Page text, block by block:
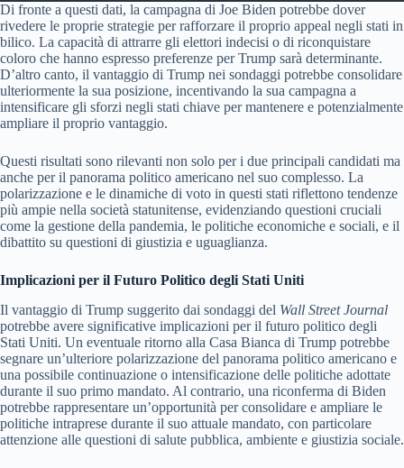
Di fronte a questi dati, la campagna di Joe Biden potrebbe dover
rivedere le proprie strategie per rafforzare il proprio appeal negli stati in
bilico. La capacità di attrarre gli elettori indecisi o di riconquistare
coloro che hanno espresso preferenze per Trump sarà determinante.
D’altro canto, il vantaggio di Trump nei sondaggi potrebbe consolidare
ulteriormente la sua posizione, incentivando la sua campagna a
intensificare gli sforzi negli stati chiave per mantenere e potenzialmente
ampliare il proprio vantaggio.
Questi risultati sono rilevanti non solo per i due principali candidati ma
anche per il panorama politico americano nel suo complesso. La
polarizzazione e le dinamiche di voto in questi stati riflettono tendenze
più ampie nella società statunitense, evidenziando questioni cruciali
come la gestione della pandemia, le politiche economiche e sociali, e il
dibattito su questioni di giustizia e uguaglianza.
Implicazioni per il Futuro Politico degli Stati Uniti
Il vantaggio di Trump suggerito dai sondaggi del Wall Street Journal
potrebbe avere significative implicazioni per il futuro politico degli
Stati Uniti. Un eventuale ritorno alla Casa Bianca di Trump potrebbe
segnare un’ulteriore polarizzazione del panorama politico americano e
una possibile continuazione o intensificazione delle politiche adottate
durante il suo primo mandato. Al contrario, una riconferma di Biden
potrebbe rappresentare un’opportunità per consolidare e ampliare le
politiche intraprese durante il suo attuale mandato, con particolare
attenzione alle questioni di salute pubblica, ambiente e giustizia sociale.